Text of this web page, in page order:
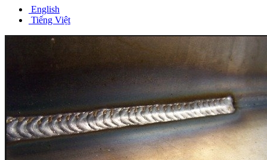
English
Tiếng Việt